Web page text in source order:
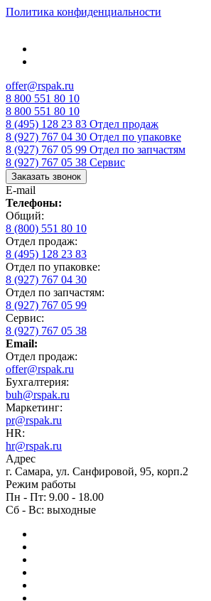
Политика конфиденциальности
offer@rspak.ru
8 800 551 80 10
8 800 551 80 10
8 (495) 128 23 83 Отдел продаж
8 (927) 767 04 30 Отдел по упаковке
8 (927) 767 05 99 Отдел по запчастям
8 (927) 767 05 38 Сервис
Заказать звонок
E-mail
Телефоны:
Общий:
8 (800) 551 80 10
Отдел продаж:
8 (495) 128 23 83
Отдел по упаковке:
8 (927) 767 04 30
Отдел по запчастям:
8 (927) 767 05 99
Сервис:
8 (927) 767 05 38
Email:
Отдел продаж:
offer@rspak.ru
Бухгалтерия:
buh@rspak.ru
Маркетинг:
pr@rspak.ru
HR:
hr@rspak.ru
Адрес
г. Самара, ул. Санфировой, 95, корп.2
Режим работы
Пн - Пт: 9.00 - 18.00
Сб - Вс: выходные